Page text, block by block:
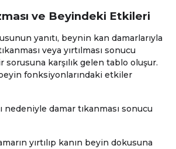
ve Beyindeki Etkileri
yanıtı, beynin kan damarlarıyla
veya yırtılması sonucu
karşılık gelen tablo oluşur.
fonksiyonlarındaki etkiler
nedeniyle damar tıkanması sonucu
yırtılıp kanın beyin dokusuna